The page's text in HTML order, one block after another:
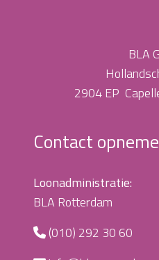
BLA
2904 EP
Contact
Loonadministratie:
BLA Rotterdam
(010) 292 30 60